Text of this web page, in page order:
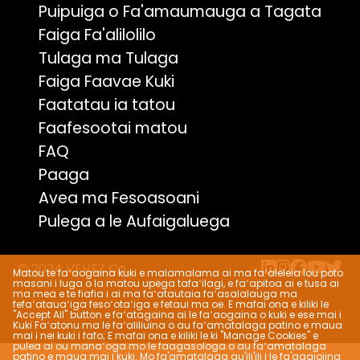
Matou te faʻaogaina kuki e malamalama ai ma faʻaleleia lou poto
masani i luga o la matou upega tafaʻilagi, e faʻapitoa ai e tusa ai
ma mea e te fiafia i ai ma faʻatautaia faʻasalalauga ma
fefaʻatauaʻiga fesoʻotaʻiga e fetaui ma oe. E mafai ona e kiliki le
"Accept All" button e faʻatagaina ai le faʻaogaina o kuki e ese mai i
Kuki Faʻatonu ma le faʻaliliuina o au faʻamatalaga patino e maua
mai i nei kuki i fafo; E mafai ona e kiliki le ki "Manage Cookies" e
pulea ai ou manaʻoga mo le faagasologa o au faʻamatalaga
patino e maua mai i kuki. Mo fa'amatalaga au'ili'ili i le fa'agaioiina
Puipuiga o Fa'amaumauga a Tagata
Faiga Fa'alilolilo
Tulaga ma Tulaga
Faiga Faavae Kuki
Faatatau ia tatou
Faafesootai matou
FAQ
Paaga
Avea ma Fesoasoani
Pulega a le Aufaigaluega
© 2024 VEVEZ Co.